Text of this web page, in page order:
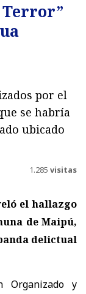
Terror”
por el
se habría
ubicado
1.285 visitas
el hallazgo
de Maipú,
delictual
Organizado y